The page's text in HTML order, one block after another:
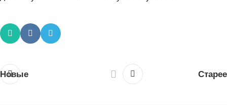
Новые Старее